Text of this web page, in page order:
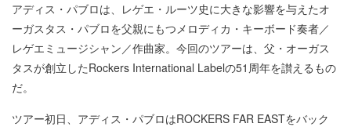
アディス・パブロは、レゲエ・ルーツ史に大きな影響を与えたオ
ーガスタス・パブロを父親にもつメロディカ・キーボード奏者／
レゲエミュージシャン／作曲家。今回のツアーは、父・オーガス
タスが創立したRockers International Labelの51周年を讃えるもの
だ。
ツアー初日、アディス・パブロはROCKERS FAR EASTをバック